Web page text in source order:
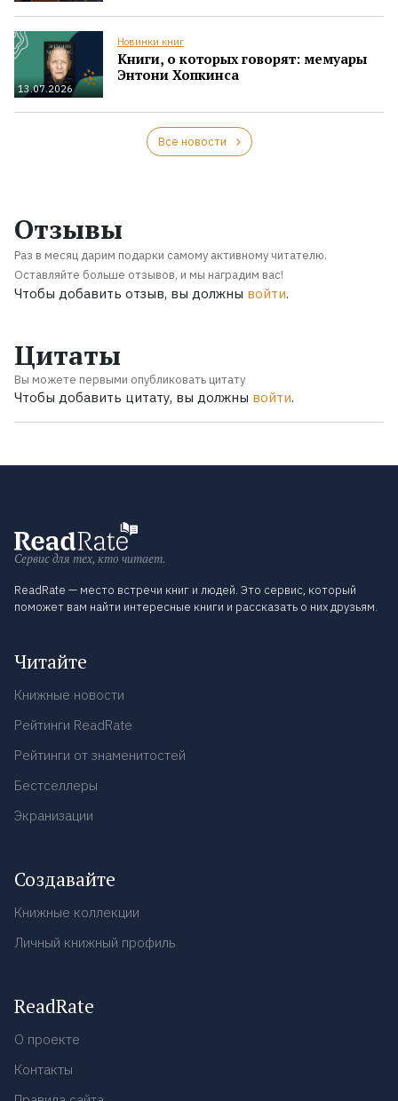
13.07.2026
Новинки книг
Книги, о которых говорят: мемуары
Энтони Хопкинса
Все новости
Отзывы
Раз в месяц дарим подарки самому активному читателю.
Оставляйте больше отзывов, и мы наградим вас!
Чтобы добавить отзыв, вы должны войти.
Цитаты
Вы можете первыми опубликовать цитату
Чтобы добавить цитату, вы должны войти.
Сервис для тех, кто читает.
ReadRate — место встречи книг и людей. Это сервис, который
поможет вам найти интересные книги и рассказать о них друзьям.
Читайте
Книжные новости
Рейтинги ReadRate
Рейтинги от знаменитостей
Бестселлеры
Экранизации
Создавайте
Книжные коллекции
Личный книжный профиль
ReadRate
О проекте
Контакты